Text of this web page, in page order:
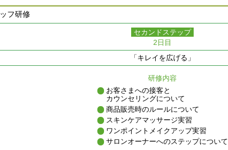
フ研修
セカンドステップ
2日目
「キレイを広げる」
研修内容
お客さまへの接客と
カウンセリングについて
商品販売時のルールについて
スキンケアマッサージ実習
ワンポイントメイクアップ実習
サロンオーナーへのステップについて